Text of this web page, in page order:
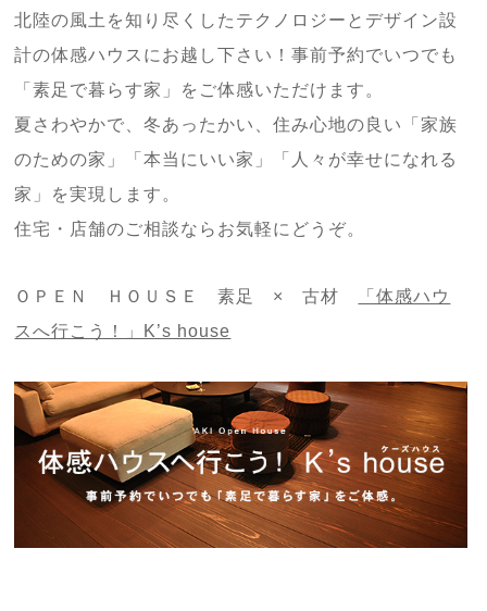
北陸の風土を知り尽くしたテクノロジーとデザイン設
計の体感ハウスにお越し下さい！事前予約でいつでも
「素足で暮らす家」をご体感いただけます。
夏さわやかで、冬あったかい、住み心地の良い「家族
のための家」「本当にいい家」「人々が幸せになれる
家」を実現します。
住宅・店舗のご相談ならお気軽にどうぞ。
ＯＰＥＮ ＨＯＵＳＥ 素足 × 古材
「体感ハウ
スへ行こう！」K’s house